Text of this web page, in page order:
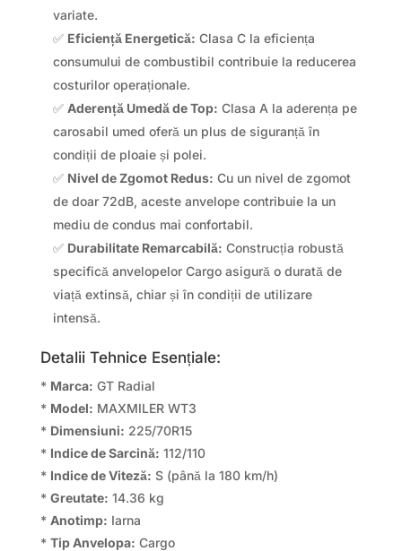
variate.
✅ Eficiență Energetică: Clasa C la eficiența
consumului de combustibil contribuie la reducerea
costurilor operaționale.
✅ Aderență Umedă de Top: Clasa A la aderența pe
carosabil umed oferă un plus de siguranță în
condiții de ploaie și polei.
✅ Nivel de Zgomot Redus: Cu un nivel de zgomot
de doar 72dB, aceste anvelope contribuie la un
mediu de condus mai confortabil.
✅ Durabilitate Remarcabilă: Construcția robustă
specifică anvelopelor Cargo asigură o durată de
viață extinsă, chiar și în condiții de utilizare
intensă.
Detalii Tehnice Esențiale:
* Marca: GT Radial
* Model: MAXMILER WT3
* Dimensiuni: 225/70R15
* Indice de Sarcină: 112/110
* Indice de Viteză: S (până la 180 km/h)
* Greutate: 14.36 kg
* Anotimp: Iarna
* Tip Anvelopa: Cargo